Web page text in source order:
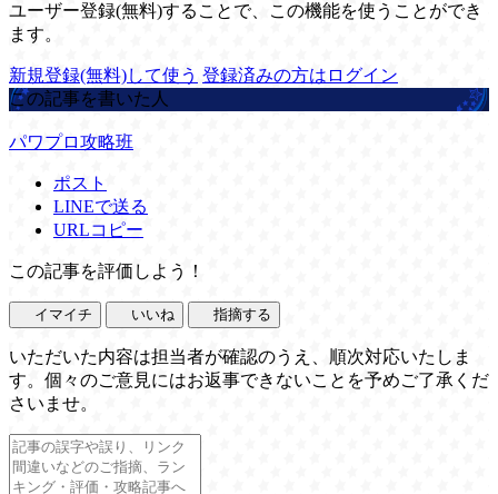
ユーザー登録(無料)することで、この機能を使うことができ
ます。
新規登録(無料)して使う 登録済みの方はログイン
この記事を書いた人
パワプロ攻略班
ポスト
LINEで送る
URLコピー
この記事を評価しよう！
イマイチ いいね 指摘する
いただいた内容は担当者が確認のうえ、順次対応いたしま
す。個々のご意見にはお返事できないことを予めご了承くだ
さいませ。